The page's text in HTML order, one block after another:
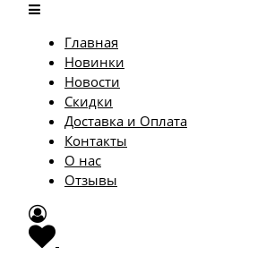
Главная
Новинки
Новости
Скидки
Доставка и Оплата
Контакты
О нас
Отзывы